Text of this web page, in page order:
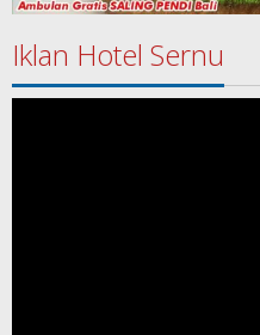
Iklan Hotel Sernu